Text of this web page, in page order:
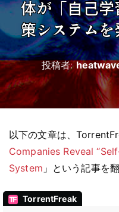
体が「自己
策システムを
投稿者:
以下の文章は、
Companies Reveal
System 」という記事を
TorrentFreak